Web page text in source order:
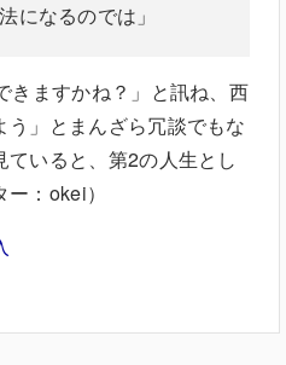
になるのでは」
きますかね？」と訊ね、西
」とまんざら冗談でもな
いると、第2の人生とし
：okei）